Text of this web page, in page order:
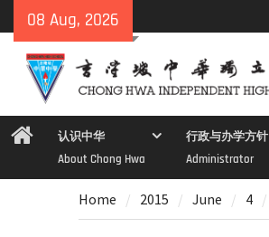
to
content
08 Aug, 2026
Home认识中华
About Chong Hwa
行政与办学方针
Administrator
Home 2015 June 4